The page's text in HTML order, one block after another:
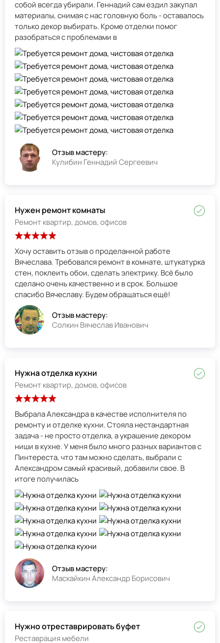
собой всегда убирали. Геннадий сам ездил закупал
материалы, снимая с нас головную боль - оставалось
только декор выбирать. Кроме отделки помог
разобраться с проблемами в
Отзыв мастеру:
Кулибин Геннадий Сергеевич
Нужен ремонт комнаты
Ремонт квартир, домов, офисов
Хочу оставить отзыв о проделанной работе
Вячеслава. Требовался ремонт в комнате, штукатурка
стен, поклеить обои, сделать электрику. Всё было
сделано очень качественно и в срок. Большое
спасибо Вячеславу. Будем обращаться ещё!
Отзыв мастеру:
Солкин Вячеслав Иванович
Нужна отделка кухни
Ремонт квартир, домов, офисов
Выбрала Александра в качестве исполнителя по
ремонту и отделке кухни. Стояла нестандартная
задача - не просто отделка, а украшение декором
ниши в кухне. У меня было много разных вариантов с
Пинтереста, что там можно сделать, выбрали с
Александром самый красивый, добавили свое. В
итоге получилась
Отзыв мастеру:
Маскайкин Александр Борисович
Нужно отреставрировать буфет
Реставрация мебели